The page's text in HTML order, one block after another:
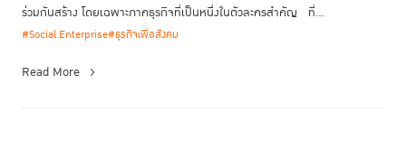
ร่วมกันสร้าง โดยเฉพาะภาคธุรกิจที่เป็นหนึ่งในตัวละครสำคัญ ที่...
#Social Enterprise#ธุรกิจเพื่อสังคม
Read More